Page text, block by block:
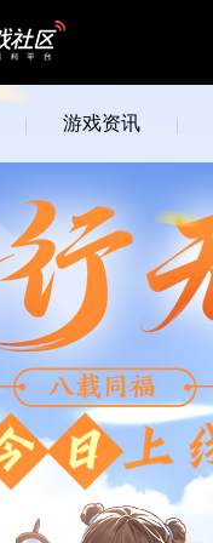
游戏资讯